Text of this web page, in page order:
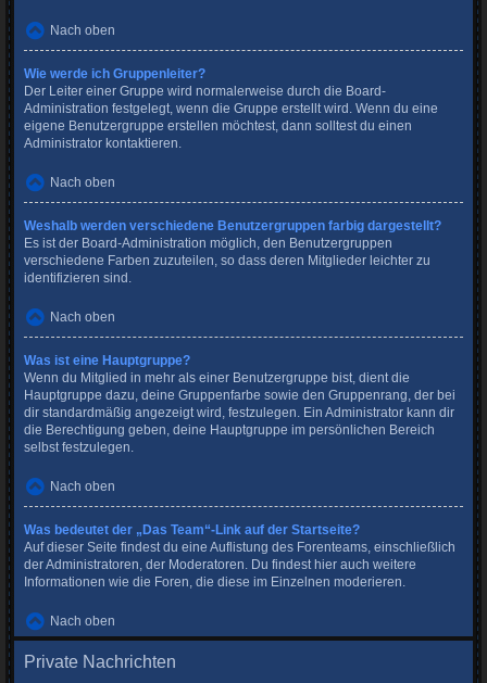
Nach oben
Wie werde ich Gruppenleiter?
Der Leiter einer Gruppe wird normalerweise durch die Board-
Administration festgelegt, wenn die Gruppe erstellt wird. Wenn du eine
eigene Benutzergruppe erstellen möchtest, dann solltest du einen
Administrator kontaktieren.
Nach oben
Weshalb werden verschiedene Benutzergruppen farbig dargestellt?
Es ist der Board-Administration möglich, den Benutzergruppen
verschiedene Farben zuzuteilen, so dass deren Mitglieder leichter zu
identifizieren sind.
Nach oben
Was ist eine Hauptgruppe?
Wenn du Mitglied in mehr als einer Benutzergruppe bist, dient die
Hauptgruppe dazu, deine Gruppenfarbe sowie den Gruppenrang, der bei
dir standardmäßig angezeigt wird, festzulegen. Ein Administrator kann dir
die Berechtigung geben, deine Hauptgruppe im persönlichen Bereich
selbst festzulegen.
Nach oben
Was bedeutet der „Das Team“-Link auf der Startseite?
Auf dieser Seite findest du eine Auflistung des Forenteams, einschließlich
der Administratoren, der Moderatoren. Du findest hier auch weitere
Informationen wie die Foren, die diese im Einzelnen moderieren.
Nach oben
Private Nachrichten